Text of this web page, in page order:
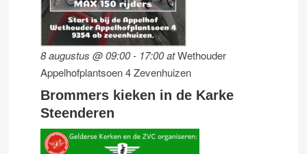
8 augustus @ 09:00- 17:00atWethouder
Appelhofplantsoen 4 Zevenhuizen
Brommers kieken in de Karke
Steenderen